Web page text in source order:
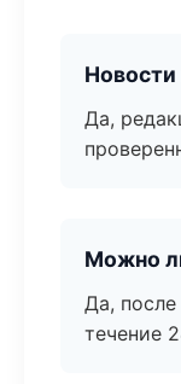
Да,
Можно
Да,
течение